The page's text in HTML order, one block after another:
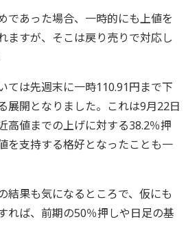
であった場合、一時的にも上値を
ますが、そこは戻り売りで対応し
ては先週末に一時110.91円まで下
展開となりました。これは9月22日
高値までの上げに対する38.2％押
を支持する格好となったことも一
結果も気になるところで、仮にも
れば、前期の50％押しや日足の基